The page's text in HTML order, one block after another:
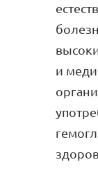
и